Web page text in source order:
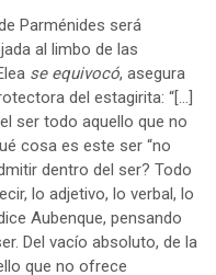
Parménides será
al limbo de las
se equivocó, asegura
del estagirita: “[…]
ser todo aquello que no
cosa es este ser “no
dentro del ser? Todo
lo adjetivo, lo verbal, lo
Aubenque, pensando
Del vacío absoluto, de la
que no ofrece